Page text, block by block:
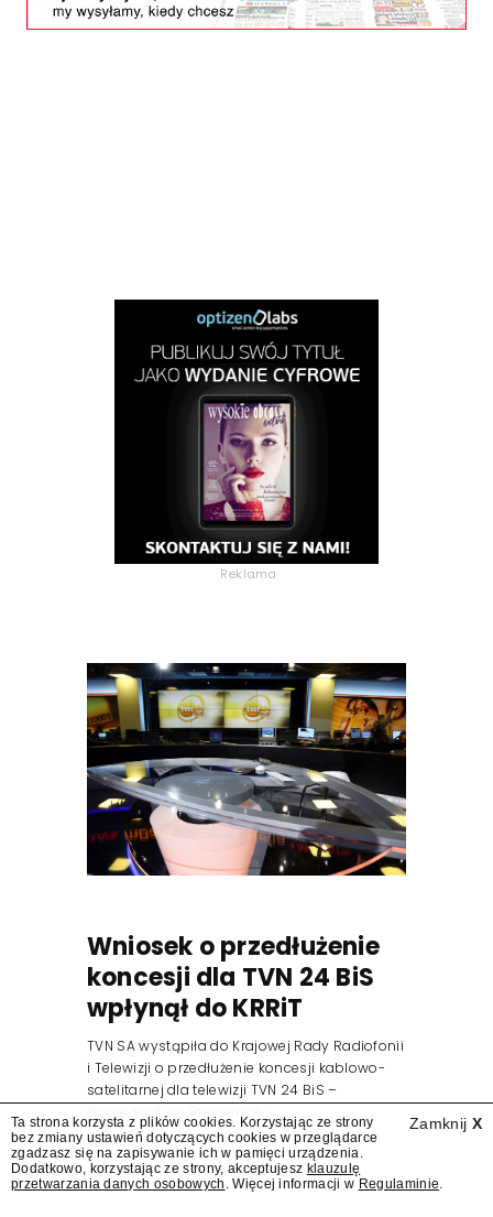
Reklama
Wniosek o przedłużenie
koncesji dla TVN 24 BiS
wpłynął do KRRiT
TVN SA wystąpiła do Krajowej Rady Radiofonii
i Telewizji o przedłużenie koncesji kablowo-
satelitarnej dla telewizji TVN 24 BiS –
dowiedział się "Presserwis".
Zamknij X
Ta strona korzysta z plików cookies. Korzystając ze strony
bez zmiany ustawień dotyczących cookies w przeglądarce
zgadzasz się na zapisywanie ich w pamięci urządzenia.
Dodatkowo, korzystając ze strony, akceptujesz klauzulę
przetwarzania danych osobowych . Więcej informacji w Regulaminie.